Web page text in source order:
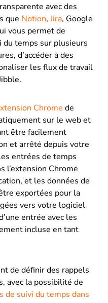
avec des
que Notion,Jira, Google
vous permet de
du temps sur plusieurs
d’accéder à des
les flux de travail
Chrome de
sur le web et
être facilement
et arrêté depuis votre
entrées de temps
l’extension Chrome
et les données de
exportées pour la
vers votre logiciel
entrée avec les
incluse en tant
de définir des rappels
avec la possibilité de
de suivi du temps dans